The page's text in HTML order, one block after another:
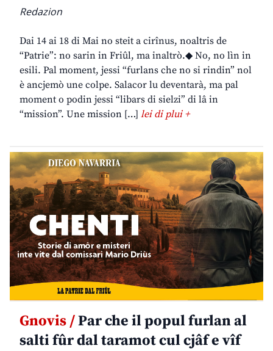
Redazion
Dai 14 ai 18 di Mai no steit a cirînus, noaltris de
“Patrie”: no sarin in Friûl, ma inaltrò.◆ No, no lìn in
esili. Pal moment, jessi “furlans che no si rindin” nol
è ancjemò une colpe. Salacor lu deventarà, ma pal
moment o podin jessi “libars di sielzi” di lâ in
“mission”. Une mission […] lei di plui +
Gnovis /Par che il popul furlan al
salti fûr dal taramot cul cjâf e vîf